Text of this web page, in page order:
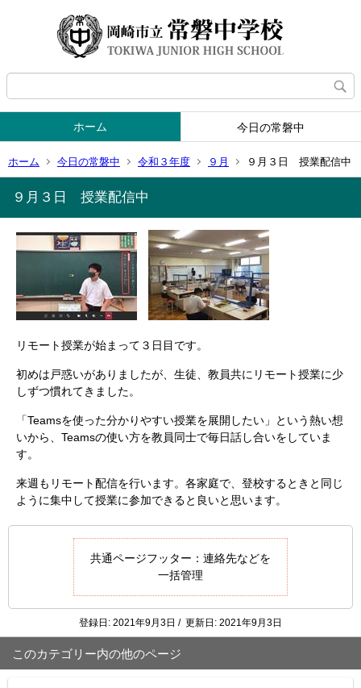
ホーム 今日の常磐中
ホーム 今日の常磐中 令和３年度 ９月 ９月３日 授業配信中
９月３日 授業配信中
リモート授業が始まって３日目です。
初めは戸惑いがありましたが、生徒、教員共にリモート授業に少
しずつ慣れてきました。
「Teamsを使った分かりやすい授業を展開したい」という熱い想
いから、Teamsの使い方を教員同士で毎日話し合いをしていま
す。
来週もリモート配信を行います。各家庭で、登校するときと同じ
ように集中して授業に参加できると良いと思います。
共通ページフッター：連絡先などを
一括管理
登録日: 2021年9月3日 / 更新日: 2021年9月3日
このカテゴリー内の他のページ